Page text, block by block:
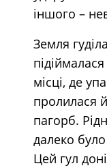
іншого –
Земля
місці, де
пролилася
пагорб.
далеко
Цей гул